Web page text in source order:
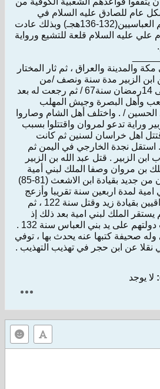
عام للصادق عليه السلام في
السنوات الأولى من حكم العباسيين(132-136هجـ) وبذلك عادت
علي عليه السلام قلعة للتشيع ورواية
والمدينة والعراق ، ثم ثار المختار
ابن الزبير مدة سنة ونصف /من
14ربيع الاول سنة 66 الى 14رمضان سنة67 / ثم رجعت له بعد
وأهل البصرة وجيش المهلب
/ . واختلف أهل الشام وصاروا
وراية تدعو لمروان واقتتلوا بسبب
اهل خراسان لسنين ثم كانت
. استقل نجدة الخارجي في اليمن ثم
الزبير . قتل عبد الله بن الزبير
بن مروان وصفا الملك لبني أمية
من جديد . وثار العراقيون من جديد بقيادة ابن الاشعث (81-85)
امية لمدة اربعين سنة تقريبا وأزعج
مرة اخرى من قبل العراقيين بقيادة زيد وقتل سنة 122 ، ثم
سنة125 ولم يستقر الملك لبني امية بعد ذلك إذ
على يد بني العباس سنة 132 .
صحيفة كتبها عنه يحدث بها ، توفي
نقلا عن ابن حجر في تهذيب التهذيب .
لا يوجد